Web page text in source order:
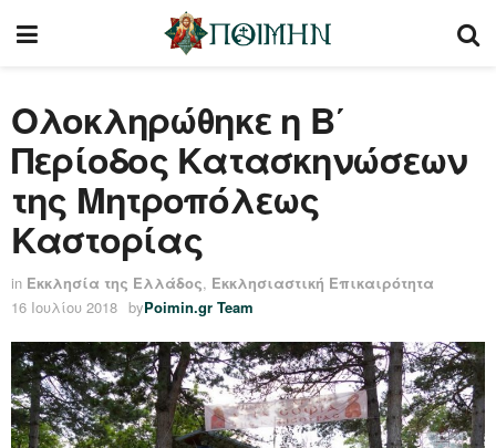
Ολοκληρώθηκε η Β΄
Περίοδος Κατασκηνώσεων
της Μητροπόλεως
Καστορίας
in Εκκλησία της Ελλάδος, Εκκλησιαστική Επικαιρότητα
16 Ιουλίου 2018 byPoimin.gr Team